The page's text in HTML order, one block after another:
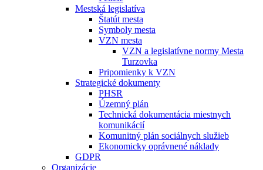
Mestská legislatíva
Štatút mesta
Symboly mesta
VZN mesta
VZN a legislatívne normy Mesta
Turzovka
Pripomienky k VZN
Strategické dokumenty
PHSR
Územný plán
Technická dokumentácia miestnych
komunikácií
Komunitný plán sociálnych služieb
Ekonomicky oprávnené náklady
GDPR
Organizácie